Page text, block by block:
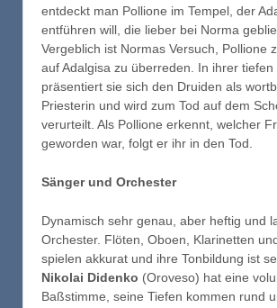
entdeckt man Pollione im Tempel, der
entführen will, die lieber bei Norma
Vergeblich ist Normas Versuch, Pollione
auf Adalgisa zu überreden. In ihrer tiefen
präsentiert sie sich den Druiden als
Priesterin und wird zum Tod auf dem
verurteilt. Als Pollione erkennt, welcher
geworden war, folgt er ihr in den Tod.
Sänger und Orchester
Dynamisch sehr genau, aber heftig und
Orchester. Flöten, Oboen, Klarinetten
spielen akkurat und ihre Tonbildung ist
Nikolai Didenko (Oroveso) hat eine
Baßstimme, seine Tiefen kommen rund